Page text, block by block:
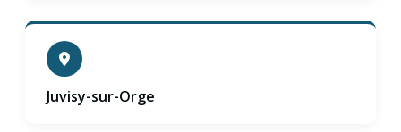
Juvisy-sur-Orge